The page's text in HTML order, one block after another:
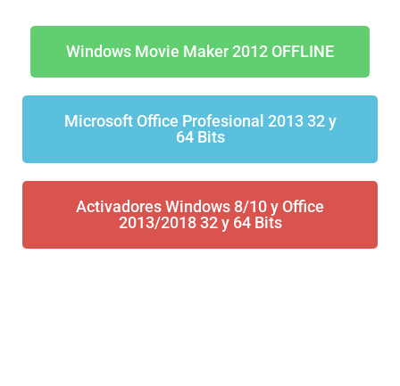
Windows Movie Maker 2012 OFFLINE
Microsoft Office Profesional 2013 32 y
64 Bits
Activadores Windows 8/10 y Office
2013/2018 32 y 64 Bits